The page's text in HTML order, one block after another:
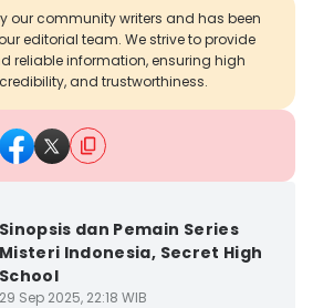
our community writers and has been
editorial team. We strive to provide
reliable information, ensuring high
and trustworthiness.
Sinopsis dan Pemain Series
Misteri Indonesia, Secret High
School
29 Sep 2025, 22:18 WIB